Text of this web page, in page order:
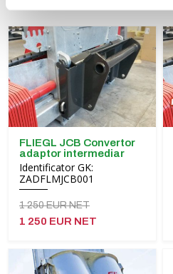
FLIEGL JCB Convertor
adaptor intermediar
Identificator GK:
ZADFLMJCB001
1 250 EUR NET
1 250 EUR NET